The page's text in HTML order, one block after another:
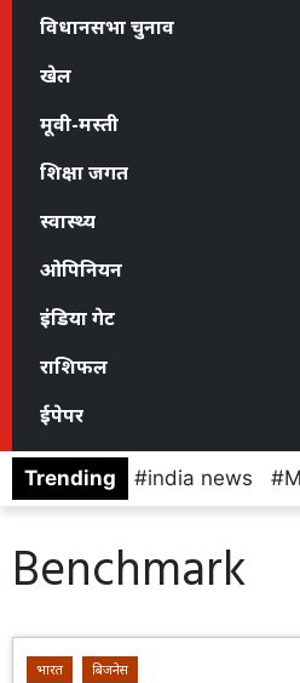
विधानसभा चुनाव
खेल
मूवी-मस्ती
शिक्षा जगत
स्वास्थ्य
ओपिनियन
इंडिया गेट
राशिफल
ईपेपर
Trending india news
Benchmark
भारत बिजनेस